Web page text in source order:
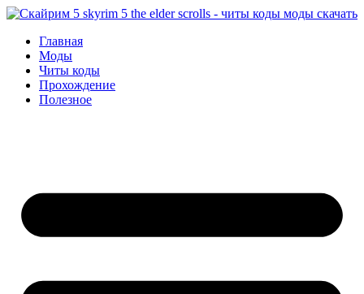
Перейти
содержимому
Главная
Моды
Читы коды
Прохождение
Полезное